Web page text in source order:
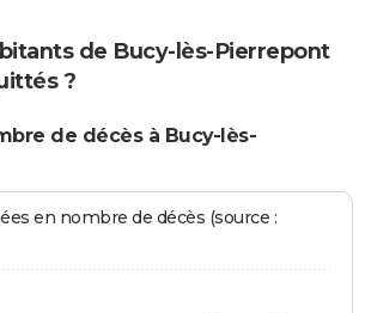
de Bucy-lès-Pierrepont
?
de décès à Bucy-lès-
en nombre de décès (source :